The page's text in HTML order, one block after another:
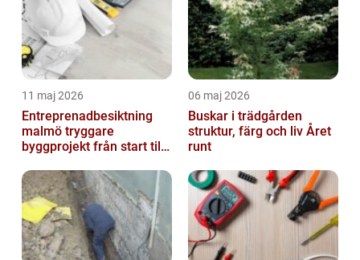
11 maj 2026
Entreprenadbesiktning
malmö tryggare
byggprojekt från start till
06 maj 2026
Buskar i trädgården
struktur, färg och liv Året
runt